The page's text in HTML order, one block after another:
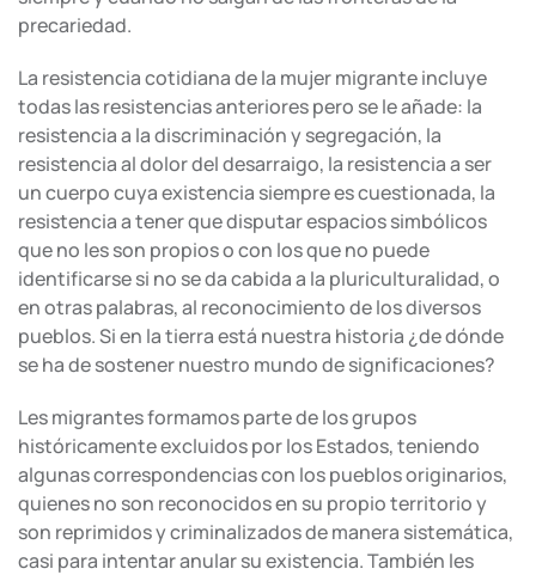
precariedad.
La resistencia cotidiana de la mujer migrante incluye
todas las resistencias anteriores pero se le añade: la
resistencia a la discriminación y segregación, la
resistencia al dolor del desarraigo, la resistencia a ser
un cuerpo cuya existencia siempre es cuestionada, la
resistencia a tener que disputar espacios simbólicos
que no les son propios o con los que no puede
identificarse si no se da cabida a la pluriculturalidad, o
en otras palabras, al reconocimiento de los diversos
pueblos. Si en la tierra está nuestra historia ¿de dónde
se ha de sostener nuestro mundo de significaciones?
Les migrantes formamos parte de los grupos
históricamente excluidos por los Estados, teniendo
algunas correspondencias con los pueblos originarios,
quienes no son reconocidos en su propio territorio y
son reprimidos y criminalizados de manera sistemática,
casi para intentar anular su existencia. También les